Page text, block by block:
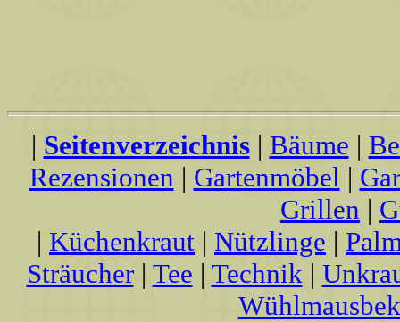
| Seitenverzeichnis| Bäume |
Rezensionen | Gartenmöbel |
Grillen |
| Küchenkraut | Nützlinge |
Sträucher| Tee | Technik|